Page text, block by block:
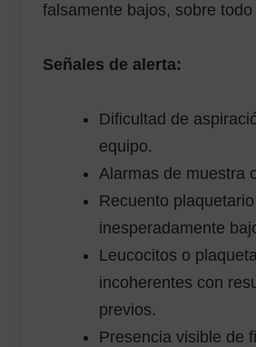
falsamente bajos, sobre
Señales de alerta:
Dificultad de
equipo.
Alarmas de muestra
Recuento plaquetario
inesperadamente
Leucocitos o
incoherentes con
previos.
Presencia visible de